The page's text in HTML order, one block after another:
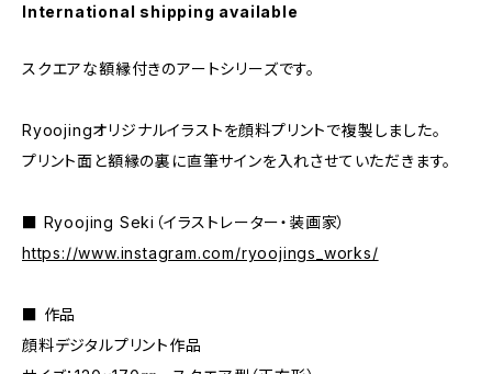
International shipping available
スクエアな額縁付きのアートシリーズです。
Ryoojingオリジナルイラストを顔料プリントで複製しました。
プリント面と額縁の裏に直筆サインを入れさせていただきます。
■ Ryoojing Seki（イラストレーター・装画家）
https://www.instagram.com/ryoojings_works/
■ 作品
顔料デジタルプリント作品